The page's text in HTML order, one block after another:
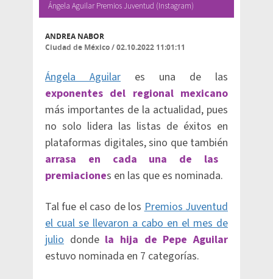
Ángela Aguilar Premios Juventud (Instagram)
ANDREA NABOR
Ciudad de México/02.10.2022 11:01:11
Ángela Aguilar es una de las
exponentes del regional mexicano
más importantes de la actualidad, pues
no solo lidera las listas de éxitos en
plataformas digitales, sino que también
arrasa en cada una de las
premiaciones en las que es nominada.
Tal fue el caso de losPremios Juventud
el cual se llevaron a cabo en el mes de
julio donde la hija de Pepe Aguilar
estuvo nominada en 7 categorías.